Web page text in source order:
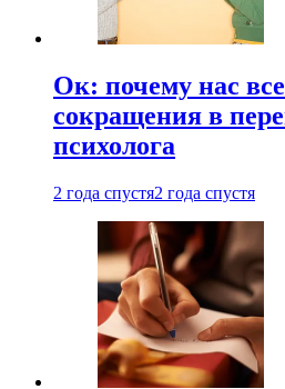
Ок: почему нас
сокращения в
психолога
2 года спустя2 года спустя